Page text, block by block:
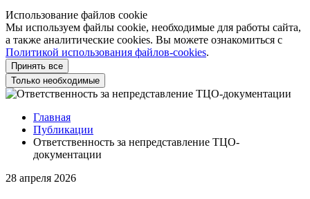
Использование файлов cookie
Мы используем файлы cookie, необходимые для работы сайта,
а также аналитические cookies. Вы можете ознакомиться с
Политикой использования файлов-cookies.
Принять все
Только необходимые
Главная
Публикации
Ответственность за непредставление ТЦО-
документации
28 апреля 2026